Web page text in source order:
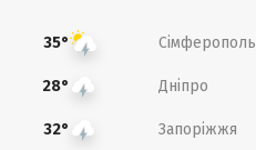
35° Сімферополь
28° Дніпро
32° Запоріжжя